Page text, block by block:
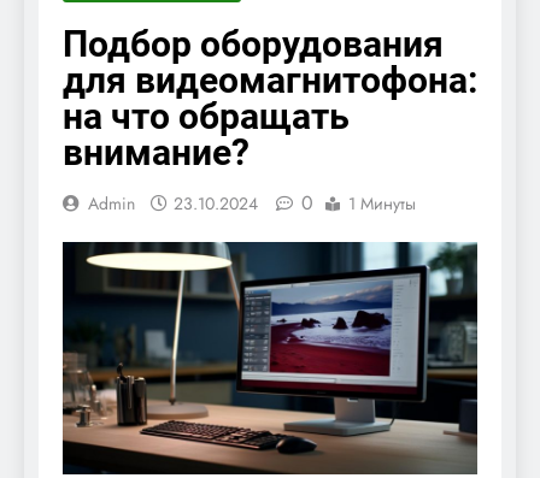
Подбор оборудования
для видеомагнитофона:
на что обращать
внимание?
Admin 23.10.2024 0 1 Минуты